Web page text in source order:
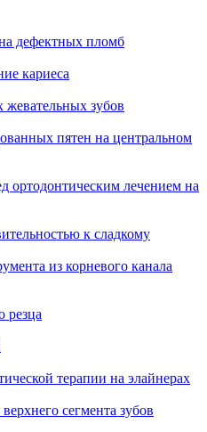
дефектных пломб
кариеса
жевательных зубов
пятен на центральном
ортодонтическим лечением на
к сладкому
из корневого канала
резца
терапии на элайнерах
сегмента зубов